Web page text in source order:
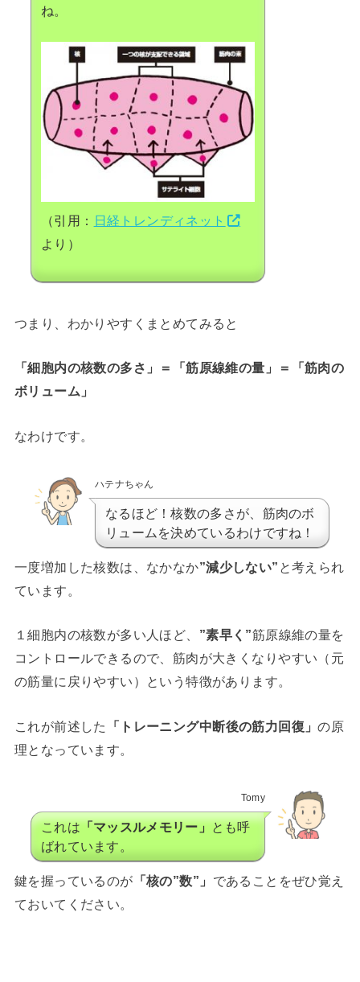
ね。
（引用： 日経トレンディネット
より）
つまり、わかりやすくまとめてみると
「細胞内の核数の多さ」＝「筋原線維の量」＝「筋肉の
ボリューム」
なわけです。
ハテナちゃん
なるほど！核数の多さが、筋肉のボ
リュームを決めているわけですね！
一度増加した核数は、なかなか”減少しない” と考えられ
ています。
１細胞内の核数が多い人ほど、 ”素早く”筋原線維の量を
コントロールできるので、筋肉が大きくなりやすい（元
の筋量に戻りやすい）という特徴があります。
これが前述した 「トレーニング中断後の筋力回復」の原
理となっています。
Tomy
これは「マッスルメモリー」とも呼
ばれています。
鍵を握っているのが 「核の”数”」 であることをぜひ覚え
ておいてください。